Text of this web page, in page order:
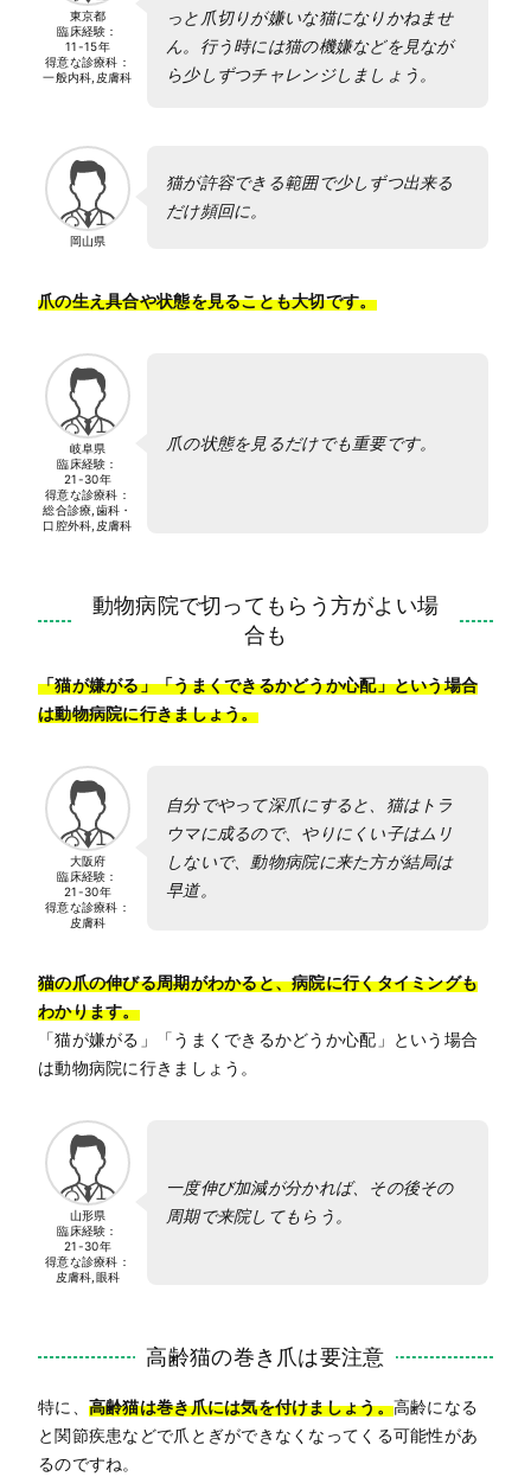
東京都
臨床経験：
11-15年
得意な診療科：
一般内科,皮膚科
っと爪切りが嫌いな猫になりかねませ
ん。行う時には猫の機嫌などを見なが
ら少しずつチャレンジしましょう。
岡山県
猫が許容できる範囲で少しずつ出来る
だけ頻回に。
爪の生え具合や状態を見ることも大切です。
岐阜県
臨床経験：
21-30年
得意な診療科：
総合診療,歯科・
口腔外科,皮膚科
爪の状態を見るだけでも重要です。
動物病院で切ってもらう方がよい場
合も
「猫が嫌がる」「うまくできるかどうか心配」という場合
は動物病院に行きましょう。
大阪府
臨床経験：
21-30年
得意な診療科：
皮膚科
自分でやって深爪にすると、猫はトラ
ウマに成るので、やりにくい子はムリ
しないで、動物病院に来た方が結局は
早道。
猫の爪の伸びる周期がわかると、病院に行くタイミングも
わかります。
「猫が嫌がる」「うまくできるかどうか心配」という場合
は動物病院に行きましょう。
山形県
臨床経験：
21-30年
得意な診療科：
皮膚科,眼科
一度伸び加減が分かれば、その後その
周期で来院してもらう。
高齢猫の巻き爪は要注意
特に、 高齢猫は巻き爪には気を付けましょう。高齢になる
と関節疾患などで爪とぎができなくなってくる可能性があ
るのですね。